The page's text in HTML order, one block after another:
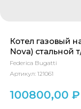
Котел газовый
Nova) стальной
Federica Bugatti
Артикул: 121061
100800,00 ₽
Г.Москва
КОНТАКТЫ